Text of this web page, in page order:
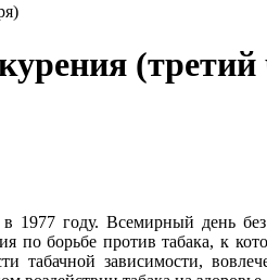
(третий
в 1977 году. Всемирный
по борьбе против табака, к
табачной зависимости,